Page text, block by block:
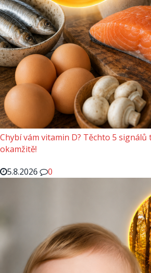
Chybí vám vitamin D? Těchto 5
okamžitě!
5.8.2026
0